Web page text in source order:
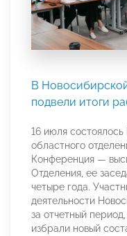
В
подвели итоги
16 июля
областного
Конференция —
Отделения, ее
четыре года.
деятельности
за отчетный
избрали новый